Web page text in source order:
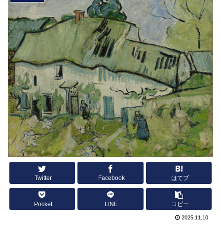
Twitter Facebook はてブ
Pocket LINE コピー
2025.11.10